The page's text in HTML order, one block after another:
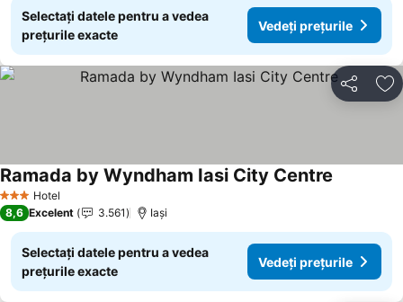
Selectați datele pentru a vedea
prețurile exacte
Vedeți prețurile
Distribuiți
3 SteleHotel
Ramada by Wyndham Iasi City Centre
8,6 Excelent 3.561 Iaşi
Selectați datele pentru a vedea
prețurile exacte
Vedeți prețurile